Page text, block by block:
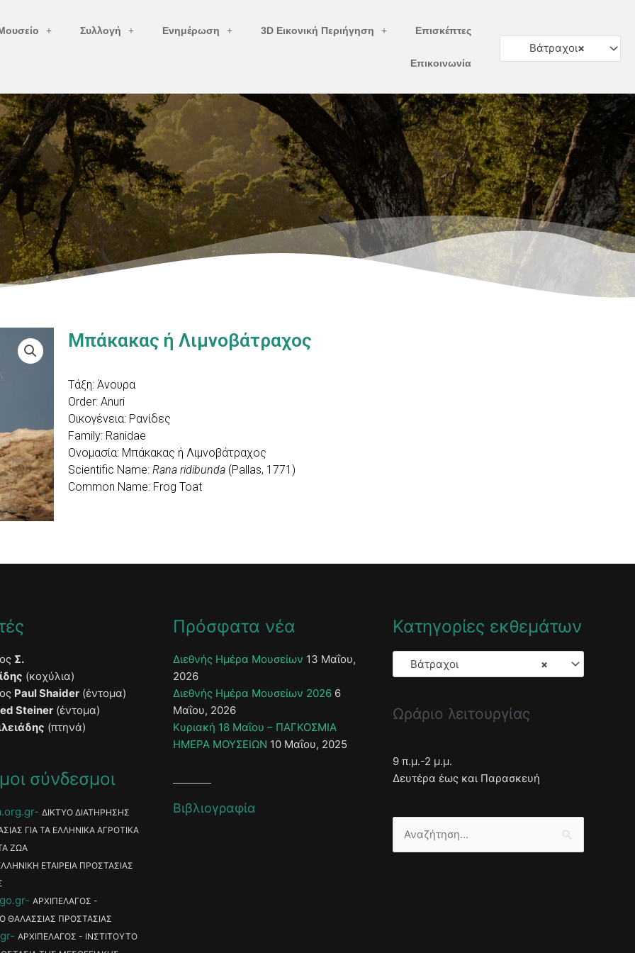
Συλλογή Ενημέρωση 3D Εικονική Περιήγηση Επισκέπτες
Επικοινωνία
×
Βάτραχοι
Μπάκακας ή Λιμνοβάτραχος
Τάξη: Άνουρα
Order: Anuri
Οικογένεια: Ρανίδες
Family: Ranidae
Ονομασία: Μπάκακας ή Λιμνοβάτραχος
Scientific Name: Rana ridibunda (Pallas, 1771)
Common Name: Frog Toat
Σ.
(κοχύλια)
Paul Shaider (έντομα)
Steiner (έντομα)
(πτηνά)
σύνδεσμοι
ΔΙΚΤΥΟ ΔΙΑΤΗΡΗΣΗΣ
ΓΙΑ ΤΑ ΕΛΛΗΝΙΚΑ ΑΓΡΟΤΙΚΑ
ΖΩΑ
ΕΤΑΙΡΕΙΑ ΠΡΟΣΤΑΣΙΑΣ
ΑΡΧΙΠΕΛΑΓΟΣ -
ΘΑΛΑΣΣΙΑΣ ΠΡΟΣΤΑΣΙΑΣ
ΑΡΧΙΠΕΛΑΓΟΣ - ΙΝΣΤΙΤΟΥΤΟ
Πρόσφατα νέα
Διεθνής Ημέρα Μουσείων 13 Μαΐου,
2026
Διεθνής Ημέρα Μουσείων 2026 6
Μαΐου, 2026
Κυριακή 18 Μαΐου – ΠΑΓΚΟΣΜΙΑ
ΗΜΕΡΑ ΜΟΥΣΕΙΩΝ 10 Μαΐου, 2025
Βιβλιογραφία
Κατηγορίες εκθεμάτων
×
Βάτραχοι
Ωράριο λειτουργίας
9 π.μ.-2 μ.μ.
Δευτέρα έως και Παρασκευή
Αναζήτηση
για: